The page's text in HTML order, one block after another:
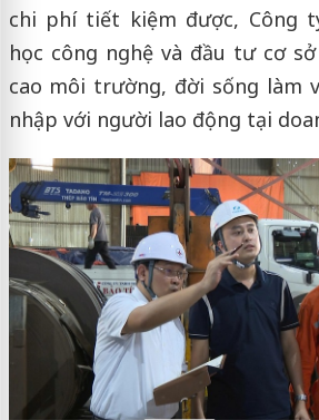
chi phí tiết kiệm được, Công
học công nghệ và đầu tư cơ
cao môi trường, đời sống làm
nhập với người lao động tại